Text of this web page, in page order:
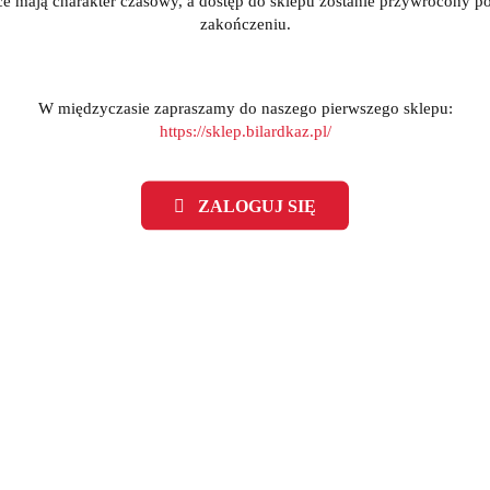
zakończeniu.
W międzyczasie zapraszamy do naszego pierwszego sklepu:
https://sklep.bilardkaz.pl/
ZALOGUJ SIĘ